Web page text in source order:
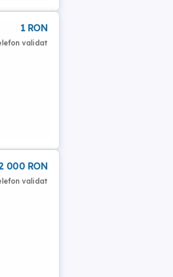
1 RON
validat
000 RON
validat